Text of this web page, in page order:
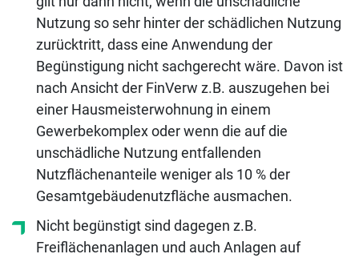
Nutzung so sehr hinter der schädlichen Nutzung
zurücktritt, dass eine Anwendung der
Begünstigung nicht sachgerecht wäre. Davon ist
nach Ansicht der FinVerw z.B. auszugehen bei
einer Hausmeisterwohnung in einem
Gewerbekomplex oder wenn die auf die
unschädliche Nutzung entfallenden
Nutzflächenanteile weniger als 10 % der
Gesamtgebäudenutzfläche ausmachen.
Nicht begünstigt sind dagegen z.B.
Freiflächenanlagen und auch Anlagen auf